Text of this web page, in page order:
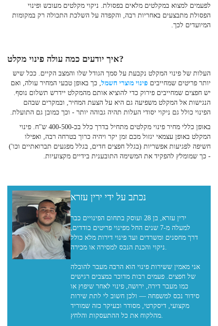
לפעמים למצוא במקלטים מלאים בפסולת. ניקוי מקלטים מעובש ופינוי
הפסולת מתבצעים באחריות רבה, והקפדה על השלכת התכולה רק במקומות
המיועדים לכך.
איך יודעים כמה עולה פינוי מקלט?
העלות של פינוי המקלט נקבעת על סמך הגודל שלו והמצב הקיים. ככל שיש
יותר פריטים שמחייבים פינוי מוצרי חשמל , כך באופן טבעי המחיר עולה, ואם
יש חפצים שמחייבים פירוק כדי להוציא אותם מהמקלט יידרש תשלום נוסף.
הנגישות אל המקלט משפיעה גם היא על הצעת המחיר, ובמקרים שבהם
הפינוי כולל גם ניקוי יסודי העלות תהיה גבוהה יותר - וכך כמובן גם התועלת.
באופן כללי
מחיר פינוי מקלטים מתחיל בדרך כלל בכ-400-500 ש"ח. פינוי
המקלט באופן עצמאי יגזול מכם זמן יקר ויהיה כרוך בטרחה רבה, ואפילו
חשיפה לפגיעות אפשריות (בגלל חפצים חדים, בגלל מפגעים תברואתיים וכו')
- כך שמומלץ להפקיד את המשימה התובענית בידיים מקצועיות.
נכתב על ידי ירין עזרא
ירין עזרא, בן 28 ועוסק בתחום הפינויים כבר
למעלה מ-7 שנים החל מפינוי פריטים בודדים,
דרך מחסנים ומשרדים ועד פינוי דירות מלא כולל
ניקוי והכנת הנכס למסירה או מכירה.
אני מאמין ששירות פינוי הוא הרבה מעבר להובלה
של חפצים. פעמים רבות מדובר במצבים רגישים
כמו מעבר דירה, ירושה, פינוי לאחר שיפוץ או
סידור נכס למשפחה — ולכן חשוב לי לתת שירות
מקצועי, דיסקרטי, מסודר ובעיקר כזה שמוריד
מהלקוח את כל ההתעסקות והלחץ.